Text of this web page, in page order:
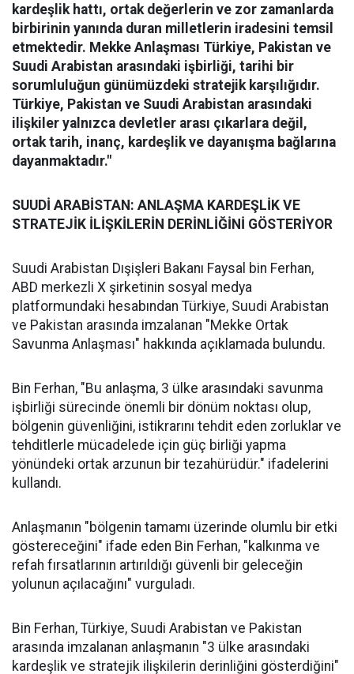
kardeşlik hattı, ortak değerlerin ve zor zamanlarda
birbirinin yanında duran milletlerin iradesini temsil
etmektedir. Mekke Anlaşması Türkiye, Pakistan ve
Suudi Arabistan arasındaki işbirliği, tarihi bir
sorumluluğun günümüzdeki stratejik karşılığıdır.
Türkiye, Pakistan ve Suudi Arabistan arasındaki
ilişkiler yalnızca devletler arası çıkarlara değil,
ortak tarih, inanç, kardeşlik ve dayanışma bağlarına
dayanmaktadır."
SUUDİ ARABİSTAN: ANLAŞMA KARDEŞLİK VE
STRATEJİK İLİŞKİLERİN DERİNLİĞİNİ GÖSTERİYOR
Suudi Arabistan Dışişleri Bakanı Faysal bin Ferhan,
ABD merkezli X şirketinin sosyal medya
platformundaki hesabından Türkiye, Suudi Arabistan
ve Pakistan arasında imzalanan "Mekke Ortak
Savunma Anlaşması" hakkında açıklamada bulundu.
Bin Ferhan, "Bu anlaşma, 3 ülke arasındaki savunma
işbirliği sürecinde önemli bir dönüm noktası olup,
bölgenin güvenliğini, istikrarını tehdit eden zorluklar ve
tehditlerle mücadelede için güç birliği yapma
yönündeki ortak arzunun bir tezahürüdür." ifadelerini
kullandı.
Anlaşmanın "bölgenin tamamı üzerinde olumlu bir etki
göstereceğini" ifade eden Bin Ferhan, "kalkınma ve
refah fırsatlarının artırıldığı güvenli bir geleceğin
yolunun açılacağını" vurguladı.
Bin Ferhan, Türkiye, Suudi Arabistan ve Pakistan
arasında imzalanan anlaşmanın "3 ülke arasındaki
kardeşlik ve stratejik ilişkilerin derinliğini gösterdiğini"